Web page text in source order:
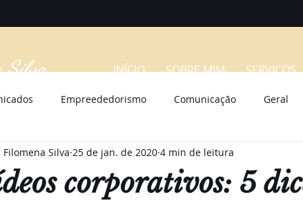
Silva INÍCIO SOBRE MIM SERVIÇOS
Empreededorismo Comunicação Geral
corporativos: 5
Filomena Silva 25 de jan. de 2020 4 min de leitura